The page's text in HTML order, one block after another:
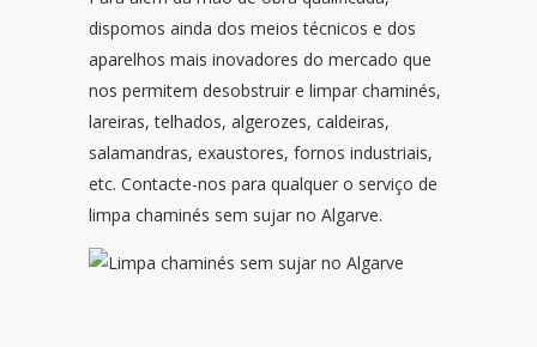
dispomos ainda dos meios técnicos e dos
aparelhos mais inovadores do mercado que
nos permitem desobstruir e limpar chaminés,
lareiras, telhados, algerozes, caldeiras,
salamandras, exaustores, fornos industriais,
etc. Contacte-nos para qualquer o serviço de
limpa chaminés sem sujar no Algarve.